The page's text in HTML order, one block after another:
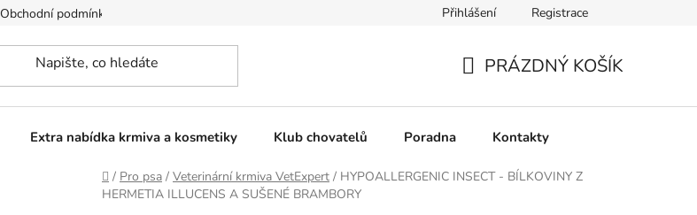
Obchodní podmínky Pravidla soutěží
Přihlášení Registrace
KOŠÍK
PRÁZDNÝ KOŠÍK
Extra nabídka krmiva a kosmetiky Klub chovatelů Poradna Kontakty
Domů
/ Pro psa / Veterinární krmiva VetExpert / HYPOALLERGENIC INSECT - BÍLKOVINY Z
HERMETIA ILLUCENS A SUŠENÉ BRAMBORY